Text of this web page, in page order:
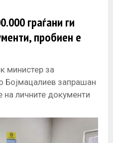
граѓани ги
пробиен е
министер за
Бојмацалиев запрашан
на личните документи